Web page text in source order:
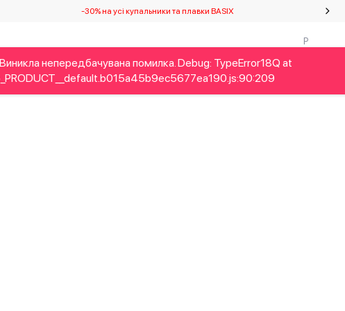
-30% на усі купальники та плавки BASIX
Дітям Home&Gifts Українські дизайнери Краса Бренди
непередбачувана помилка. Debug: TypeError18Q at